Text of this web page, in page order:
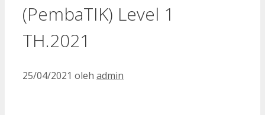
(PembaTIK) Level 1
TH.2021
25/04/2021 oleh admin